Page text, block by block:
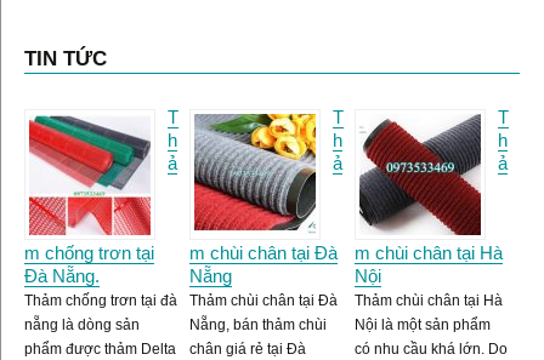
TIN TỨC
T
h
ả
m chống trơn tại
Đà Nẵng.
Thảm chống trơn tại đà
nẵng là dòng sản
phẩm được thảm Delta
T
h
ả
m chùi chân tại Đà
Nẵng
Thảm chùi chân tại Đà
Nẵng, bán thảm chùi
chân giá rẻ tại Đà
T
h
ả
m chùi chân tại Hà
Nội
Thảm chùi chân tại Hà
Nội là một sản phẩm
có nhu cầu khá lớn. Do